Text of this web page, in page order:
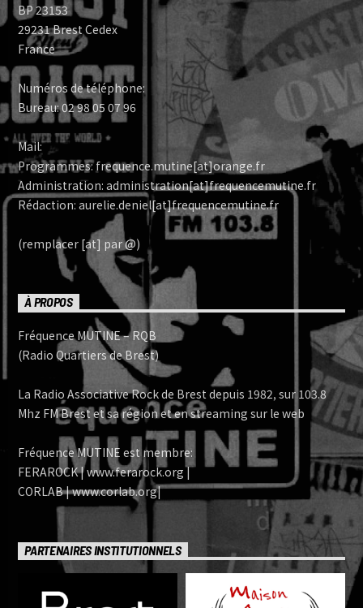
BP 23153
29231 Brest Cedex
France
Numéros de téléphone:
Bureau: 02 98 05 07 96
Mail:
Programmes: frequence.mutine[at]orange.fr
Administration: administration[at]frequencemutine.fr
Rédaction: aurelie.deniel[at]frequencemutine.fr
(remplacer [at] par @)
À PROPOS
Fréquence MUTINE – RQB
(Radio Quartiers de Brest)
La Radio Associative Rock de Brest depuis 1982, sur 103.8
Mhz FM Brest et sa région et en streaming sur le web
Fréquence MUTINE est membre:
FERAROCK | www.ferarock.org |
CORLAB | www.corlab.org|
PARTENAIRES INSTITUTIONNELS